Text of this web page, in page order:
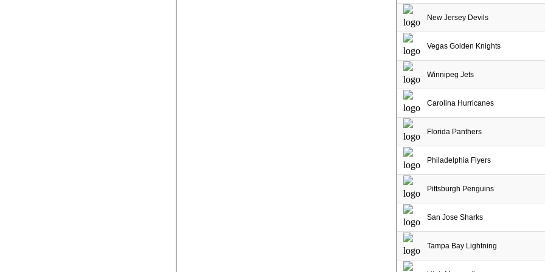
New Jersey Devils
Vegas Golden Knights
Winnipeg Jets
Carolina Hurricanes
Florida Panthers
Philadelphia Flyers
Pittsburgh Penguins
San Jose Sharks
Tampa Bay Lightning